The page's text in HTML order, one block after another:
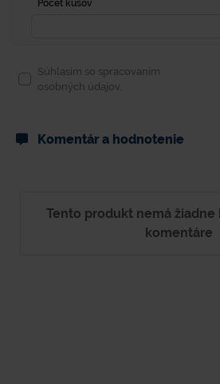
Počet kusov
Súhlasím so spracovaním
osobných údajov.
Komentár a hodnotenie
Tento produkt nemá
komentáre